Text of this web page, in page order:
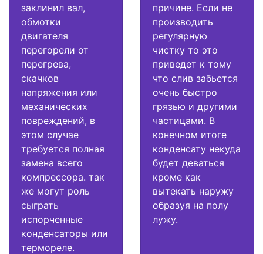
заклинил вал,
обмотки
двигателя
перегорели от
перегрева,
скачков
напряжения или
механических
повреждений, в
этом случае
требуется полная
замена всего
компрессора. так
же могут роль
сыграть
испорченные
конденсаторы или
термореле.
причине. Если не
производить
регулярную
чистку то это
приведет к тому
что слив забьется
очень быстро
грязью и другими
частицами. В
конечном итоге
конденсату некуда
будет деваться
кроме как
вытекать наружу
образуя на полу
лужу.